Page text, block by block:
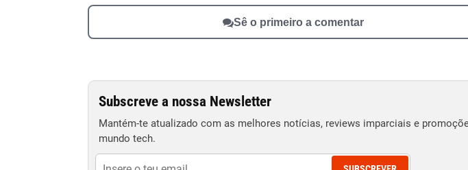
Sê o primeiro a comentar
Subscreve a nossa Newsletter
Mantém-te atualizado com as melhores notícias, reviews imparciais e
mundo tech.